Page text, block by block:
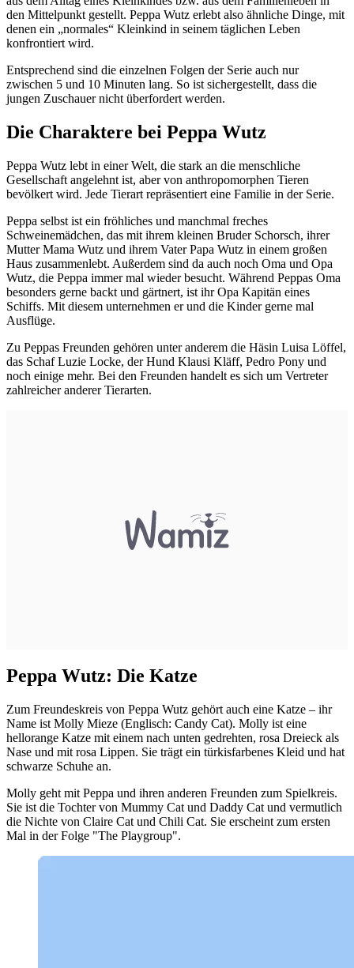
den Mittelpunkt gestellt. Peppa Wutz erlebt also ähnliche Dinge, mit
denen ein „normales“ Kleinkind in seinem täglichen Leben
konfrontiert wird.
Entsprechend sind die einzelnen Folgen der Serie auch nur
zwischen 5 und 10 Minuten lang. So ist sichergestellt, dass die
jungen Zuschauer nicht überfordert werden.
Die Charaktere bei Peppa Wutz
Peppa Wutz lebt in einer Welt, die stark an die menschliche
Gesellschaft angelehnt ist, aber von anthropomorphen Tieren
bevölkert wird. Jede Tierart repräsentiert eine Familie in der Serie.
Peppa selbst ist ein fröhliches und manchmal freches
Schweinemädchen, das mit ihrem kleinen Bruder Schorsch, ihrer
Mutter Mama Wutz und ihrem Vater Papa Wutz in einem großen
Haus zusammenlebt. Außerdem sind da auch noch Oma und Opa
Wutz, die Peppa immer mal wieder besucht. Während Peppas Oma
besonders gerne backt und gärtnert, ist ihr Opa Kapitän eines
Schiffs. Mit diesem unternehmen er und die Kinder gerne mal
Ausflüge.
Zu Peppas Freunden gehören unter anderem die Häsin Luisa Löffel,
das Schaf Luzie Locke, der Hund Klausi Kläff, Pedro Pony und
noch einige mehr. Bei den Freunden handelt es sich um Vertreter
zahlreicher anderer Tierarten.
Peppa Wutz: Die Katze
Zum Freundeskreis von Peppa Wutz gehört auch eine Katze – ihr
Name ist Molly Mieze (Englisch: Candy Cat). Molly ist eine
hellorange Katze mit einem nach unten gedrehten, rosa Dreieck als
Nase und mit rosa Lippen. Sie trägt ein türkisfarbenes Kleid und hat
schwarze Schuhe an.
Molly geht mit Peppa und ihren anderen Freunden zum Spielkreis.
Sie ist die Tochter von Mummy Cat und Daddy Cat und vermutlich
die Nichte von Claire Cat und Chili Cat. Sie erscheint zum ersten
Mal in der Folge "The Playgroup".